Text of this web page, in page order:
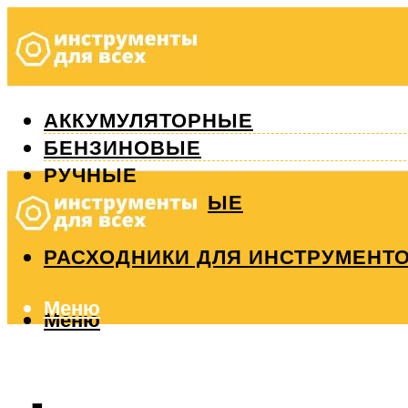
АККУМУЛЯТОРНЫЕ
БЕНЗИНОВЫЕ
РУЧНЫЕ
ИЗМЕРИТЕЛЬНЫЕ
РЕМОНТ
РАСХОДНИКИ ДЛЯ
Меню
Меню